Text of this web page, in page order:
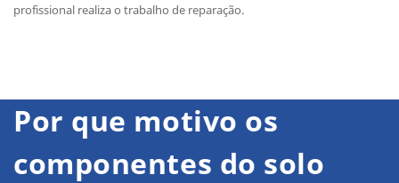
profissional realiza o trabalho de reparação.
Por que motivo os
componentes do solo